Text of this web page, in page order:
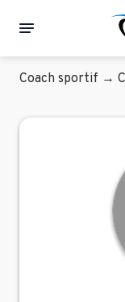
Coach sportif →